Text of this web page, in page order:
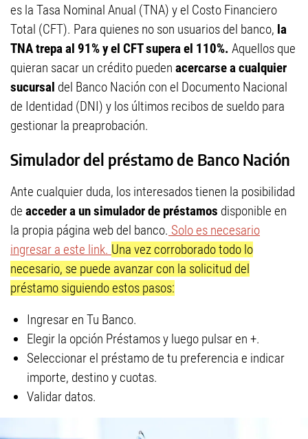
es la Tasa Nominal Anual (TNA) y el Costo Financiero
Total (CFT). Para quienes no son usuarios del banco, la
TNA trepa al 91% y el CFT supera el 110%. Aquellos que
quieran sacar un crédito pueden acercarse a cualquier
sucursal del Banco Nación con el Documento Nacional
de Identidad (DNI) y los últimos recibos de sueldo para
gestionar la preaprobación.
Simulador del préstamo de Banco Nación
Ante cualquier duda, los interesados tienen la posibilidad
de acceder a un simulador de préstamos disponible en
la propia página web del banco. Solo es necesario
ingresar a este link. Una vez corroborado todo lo
necesario, se puede avanzar con la solicitud del
préstamo siguiendo estos pasos:
Ingresar en Tu Banco.
Elegir la opción Préstamos y luego pulsar en +.
Seleccionar el préstamo de tu preferencia e indicar
importe, destino y cuotas.
Validar datos.